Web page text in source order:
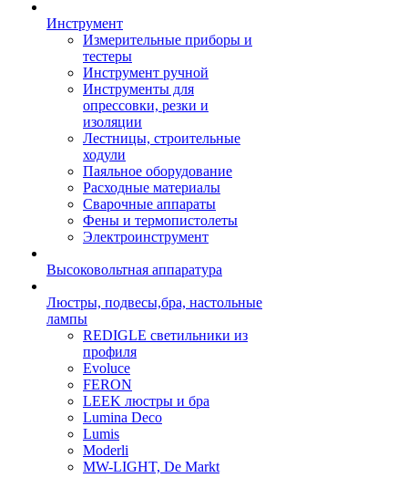
Инструмент
Измерительные приборы и
тестеры
Инструмент ручной
Инструменты для
опрессовки, резки и
изоляции
Лестницы, строительные
ходули
Паяльное оборудование
Расходные материалы
Сварочные аппараты
Фены и термопистолеты
Электроинструмент
Высоковольтная аппаратура
Люстры, подвесы,бра, настольные
лампы
REDIGLE светильники из
профиля
Evoluce
FERON
LEEK люстры и бра
Lumina Deco
Lumis
Moderli
MW-LIGHT, De Markt